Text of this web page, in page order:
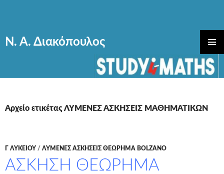
Ν. Α. Διακόπουλος
ΚΎΡΙΟ
ΜΕΝΟΎ
Αρχείο ετικέτας ΛΥΜΕΝΕΣ ΑΣΚΗΣΕΙΣ ΜΑΘΗΜΑΤΙΚΩΝ
Γ ΛΥΚΕΊΟΥ / ΛΥΜΕΝΕΣ ΑΣΚΗΣΕΙΣ ΘΕΩΡΗΜΑ BOLZANO
ΑΣΚΗΣH ΘΕΩΡΗΜΑ